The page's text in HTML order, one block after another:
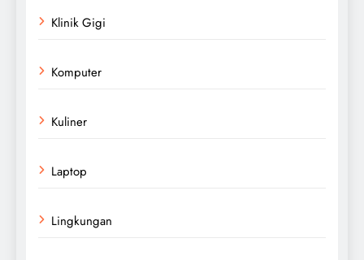
Klinik Gigi
Komputer
Kuliner
Laptop
Lingkungan